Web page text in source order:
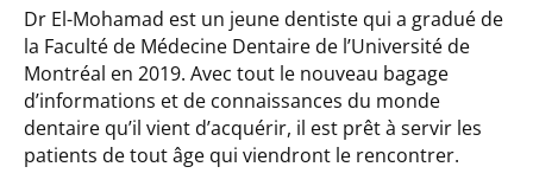
Dr El-Mohamad est un jeune dentiste qui a gradué de
la Faculté de Médecine Dentaire de l’Université de
Montréal en 2019. Avec tout le nouveau bagage
d’informations et de connaissances du monde
dentaire qu’il vient d’acquérir, il est prêt à servir les
patients de tout âge qui viendront le rencontrer.